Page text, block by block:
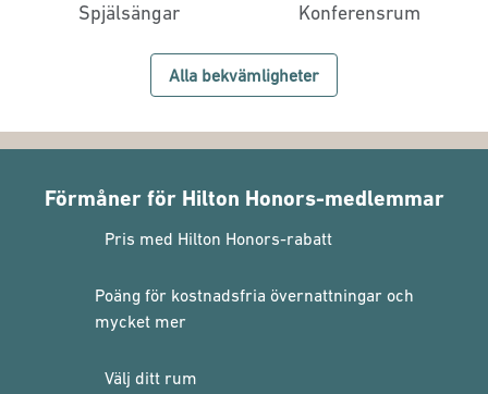
Spjälsängar Konferensrum
Alla bekvämligheter
Förmåner för Hilton Honors-medlemmar
Pris med Hilton Honors-rabatt
Poäng för kostnadsfria övernattningar och
mycket mer
Välj ditt rum